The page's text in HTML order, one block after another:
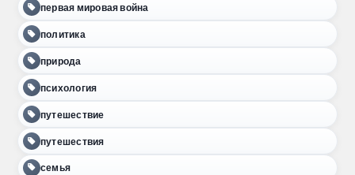
первая мировая война
политика
природа
психология
путешествие
путешествия
семья